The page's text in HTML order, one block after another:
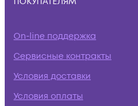
On-line поддержка
Сервисные контракты
Условия доставки
Условия оплаты